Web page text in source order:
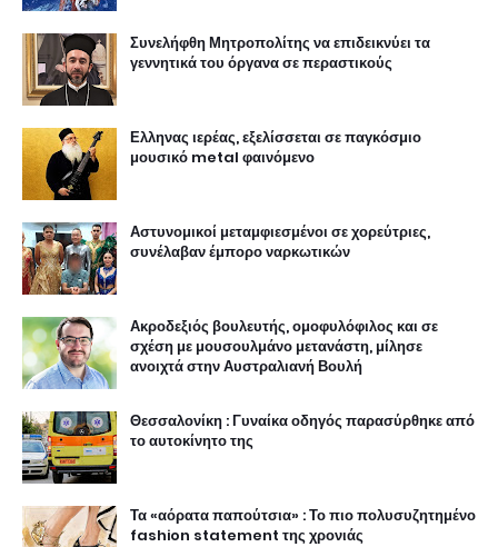
Συνελήφθη Μητροπολίτης να επιδεικνύει τα
γεννητικά του όργανα σε περαστικούς
Ελληνας ιερέας, εξελίσσεται σε παγκόσμιο
μουσικό metal φαινόμενο
Αστυνομικοί μεταμφιεσμένοι σε χορεύτριες,
συνέλαβαν έμπορο ναρκωτικών
Ακροδεξιός βουλευτής, ομοφυλόφιλος και σε
σχέση με μουσουλμάνο μετανάστη, μίλησε
ανοιχτά στην Αυστραλιανή Βουλή
Θεσσαλονίκη : Γυναίκα οδηγός παρασύρθηκε από
το αυτοκίνητο της
Τα «αόρατα παπούτσια» : Το πιο πολυσυζητημένο
fashion statement της χρονιάς